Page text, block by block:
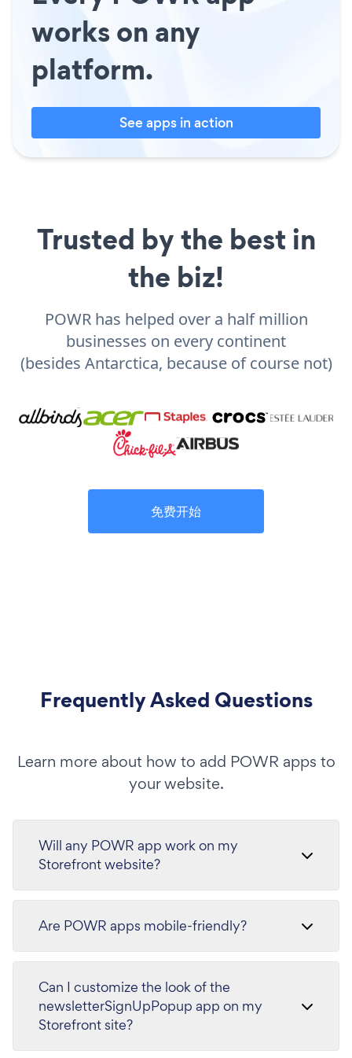
works on any
platform.
See apps in action
Trusted by the best in
the biz!
POWR has helped over a half million
businesses on every continent
(besides Antarctica, because of course not)
免费开始
Frequently Asked Questions
Learn more about how to add POWR apps to
your website.
Will any POWR app work on my
Storefront website?
Are POWR apps mobile-friendly?
Can I customize the look of the
newsletterSignUpPopup app on my
Storefront site?